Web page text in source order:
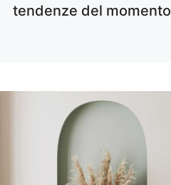
tendenze del momento